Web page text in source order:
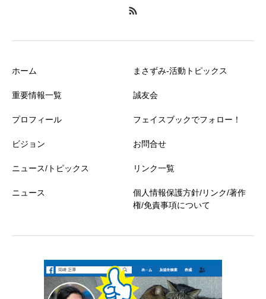
ホーム
重要情報一覧
プロフィール
ビジョン
ニュース/トピックス
ニュース
まさずみ-活動トピックス
誠友会
フェイスブックでフォロー！
お問合せ
リンク一覧
個人情報保護方針/リンク/著作
権/免責事項について